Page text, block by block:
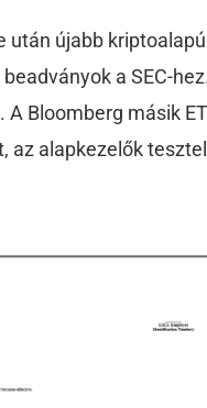
után újabb
a SEC-
Bloomberg másik
az alapkezelők